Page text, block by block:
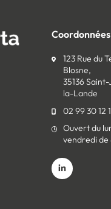
Coordonnées
123 Rue du
Blosne,
35136
la-Lande
02 99 30 12
Ouvert du
vendredi de